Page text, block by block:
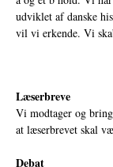
udviklet af danske
vil vi erkende. Vi
Læserbreve
Vi modtager og
at læserbrevet skal
Debat